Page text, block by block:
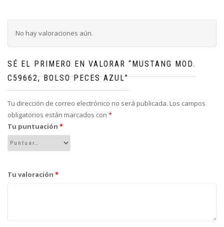
No hay valoraciones aún.
SÉ EL PRIMERO EN VALORAR “MUSTANG MOD.
C59662, BOLSO PECES AZUL”
Tu dirección de correo electrónico no será publicada. Los campos
obligatorios están marcados con *
Tu puntuación *
Tu valoración *